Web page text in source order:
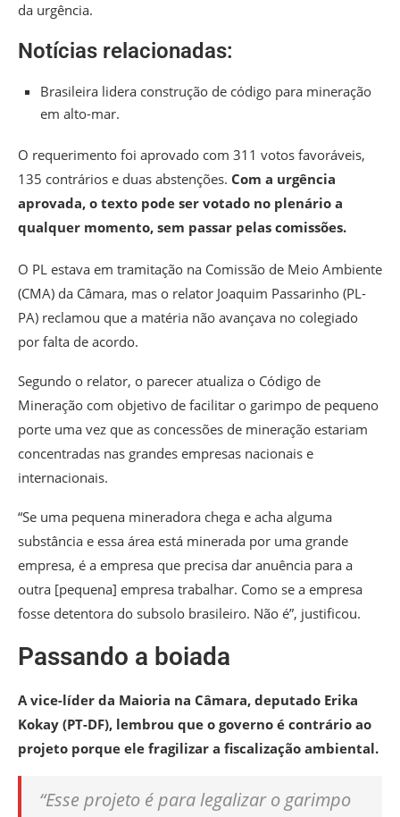
da urgência.
Notícias relacionadas:
Brasileira lidera construção de código para mineração
em alto-mar.
O requerimento foi aprovado com 311 votos favoráveis,
135 contrários e duas abstenções. Com a urgência
aprovada, o texto pode ser votado no plenário a
qualquer momento, sem passar pelas comissões.
O PL estava em tramitação na Comissão de Meio Ambiente
(CMA) da Câmara, mas o relator Joaquim Passarinho (PL-
PA) reclamou que a matéria não avançava no colegiado
por falta de acordo.
Segundo o relator, o parecer atualiza o Código de
Mineração com objetivo de facilitar o garimpo de pequeno
porte uma vez que as concessões de mineração estariam
concentradas nas grandes empresas nacionais e
internacionais.
“Se uma pequena mineradora chega e acha alguma
substância e essa área está minerada por uma grande
empresa, é a empresa que precisa dar anuência para a
outra [pequena] empresa trabalhar. Como se a empresa
fosse detentora do subsolo brasileiro. Não é”, justificou.
Passando a boiada
A vice-líder da Maioria na Câmara, deputado Erika
Kokay (PT-DF), lembrou que o governo é contrário ao
projeto porque ele fragilizar a fiscalização ambiental.
“Esse projeto é para legalizar o garimpo